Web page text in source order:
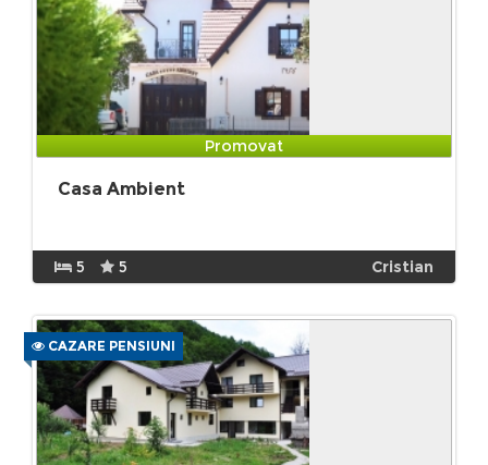
Promovat
Casa Ambient
5 5 Cristian
CAZARE PENSIUNI